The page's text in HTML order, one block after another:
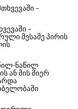
−
−
მესამე პირის
ნაწილ
ან მის მიერ